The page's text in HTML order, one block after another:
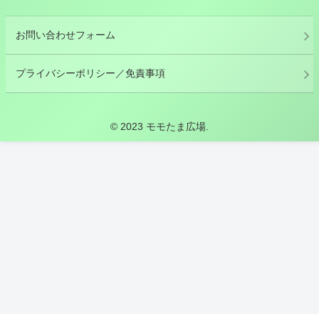
お問い合わせフォーム
プライバシーポリシー／免責事項
© 2023 モモたま広場.